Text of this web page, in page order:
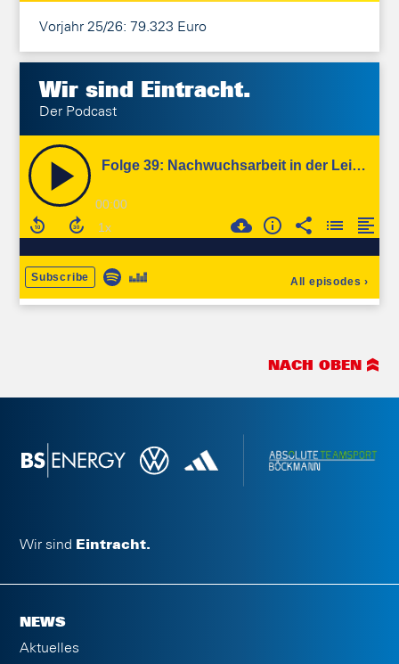
Vorjahr 25/26: 79.323 Euro
Wir sind Eintracht.
Der Podcast
NACH OBEN
Wir sind Eintracht.
NEWS
Aktuelles